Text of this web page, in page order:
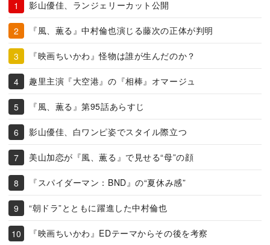
影山優佳、ランジェリーカット公開
『風、薫る』中村倫也演じる藤次の正体が判明
『映画ちいかわ』怪物は誰が生んだのか？
趣里主演『大空港』の『相棒』オマージュ
『風、薫る』第95話あらすじ
影山優佳、白ワンピ姿でスタイル際立つ
美山加恋が『風、薫る』で見せる“母”の顔
『スパイダーマン：BND』の“夏休み感”
“朝ドラ”とともに躍進した中村倫也
『映画ちいかわ』EDテーマからその後を考察